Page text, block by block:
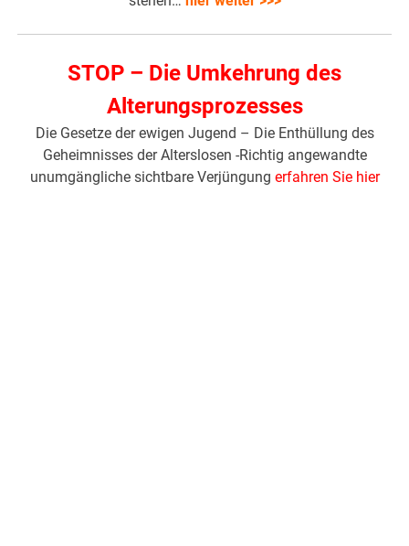
STOP – Die Umkehrung des
Alterungsprozesses
Die Gesetze der ewigen Jugend – Die Enthüllung des
Geheimnisses der Alterslosen -Richtig angewandte
unumgängliche sichtbare Verjüngung erfahren Sie hier